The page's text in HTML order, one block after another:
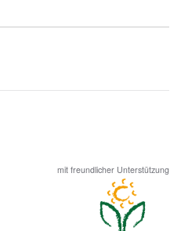
mit freundlicher Unterstützung